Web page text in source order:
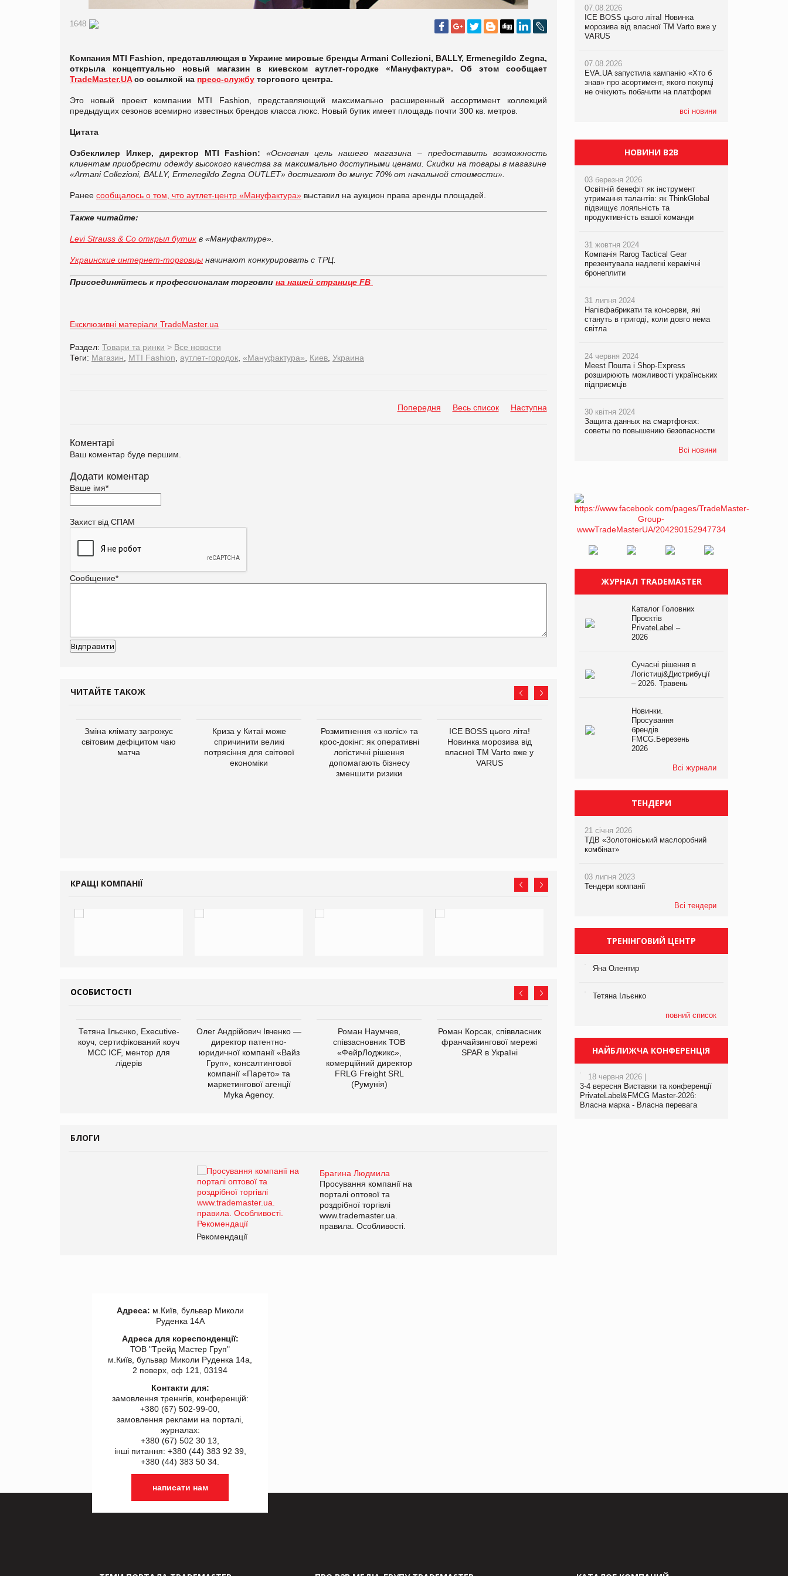
1648
Компания MTI Fashion, представляющая в Украине мировые бренды Armani Collezioni, BALLY, Ermenegildo Zegna,
открыла концептуально новый магазин в киевском аутлет-городке «Мануфактура». Об этом сообщает
TradeMaster.UAсо ссылкой на пресс-службу торгового центра.
Это новый проект компании MTI Fashion, представляющий максимально расширенный ассортимент коллекций
предыдущих сезонов всемирно известных брендов класса люкс. Новый бутик имеет площадь почти 300 кв. метров.
Цитата
Озбеклилер Илкер, директор MTI Fashion:
«Основная цель нашего магазина – предоставить возможность
клиентам приобрести одежду высокого качества за максимально доступными ценами. Скидки на товары в магазине
«Armani Collezioni, BALLY, Ermenegildo Zegna OUTLET» достигают до минус 70% от начальной стоимости».
Ранее сообщалось о том, что аутлет-центр «Мануфактура» выставил на аукцион права аренды площадей.
Также читайте:
Levi Strauss & Co открыл бутик в «Мануфактуре».
Украинские интернет-торговцы начинают конкурировать с ТРЦ.
Присоединяйтесь к профессионалам торговли на нашей странице FB
Ексклюзивні матеріали TradeMaster.ua
Раздел: Товари та ринки > Все новости
Теги: Магазин MTI Fashion аутлет-городок «Мануфактура» Киев Украина
Попередня Весь список Наступна
Коментарі
Ваш коментар буде першим.
Додати коментар
Ваше імя*
Захист від СПАМ
Сообщение*
ЧИТАЙТЕ ТАКОЖ
Зміна клімату загрожує
світовим дефіцитом чаю
матча
Криза у Китаї може
спричинити великі
потрясіння для світової
економіки
Розмитнення «з коліс» та
крос-докінг: як оперативні
логістичні рішення
допомагають бізнесу
зменшити ризики
ICE BOSS цього літа!
Новинка морозива від
власної ТМ Varto вже у
VARUS
кампанію «Хто б знав» про
асортимент, якого покупці
не очікують побачити на
платформі
збиток у першому півріччі
КРАЩІ КОМПАНІЇ
ОСОБИСТОСТІ
Тетяна Ільєнко, Executive-
коуч, сертифікований коуч
МСС ICF, ментор для
лідерів
Олег Андрійович Івченко —
директор патентно-
юридичної компанії «Вайз
Груп», консалтингової
компанії «Парето» та
маркетингової агенції
Myka Agency.
Роман Наумчев,
співзасновник ТОВ
«ФейрЛоджикс»,
комерційний директор
FRLG Freight SRL
(Румунія)
Роман Корсак, співвласник
франчайзингової мережі
SPAR в Україні
департаменту з
виробництва
БЛОГИ
Брагина Людмила
Просування компанії на
порталі оптової та
роздрібної торгівлі
www.trademaster.ua.
правила. Особливості.
Рекомендації
07.08.2026
ICE BOSS цього літа! Новинка
морозива від власної ТМ Varto вже у
VARUS
07.08.2026
EVA.UA запустила кампанію «Хто б
знав» про асортимент, якого покупці
не очікують побачити на платформі
всі новини
07.08.2026
ICE BOSS цього літа! Новинка
морозива від власної ТМ Varto вже у
VARUS
07.08.2026
EVA.UA запустила кампанію «Хто б
знав» про асортимент, якого покупці
не очікують побачити на платформі
07.08.2026
Франція заборонила рекламні дзвінки
НОВИНИ B2B
03 березня 2026
Освітній бенефіт як інструмент
утримання талантів: як ThinkGlobal
підвищує лояльність та
продуктивність вашої команди
31 жовтня 2024
Компанія Rarog Tactical Gear
презентувала надлегкі керамічні
бронеплити
31 липня 2024
Напівфабрикати та консерви, які
стануть в пригоді, коли довго нема
світла
24 червня 2024
Meest Пошта і Shop-Express
розширюють можливості українських
підприємців
30 квітня 2024
Защита данных на смартфонах:
советы по повышению безопасности
Всі новини
ЖУРНАЛ TRADEMASTER
Каталог Головних
Проєктів
PrivateLabel –
2026
Сучасні рішення в
Логістиці&Дистрибуції
– 2026. Травень
Новинки.
Просування
брендів
FMCG.Березень
2026
Всі журнали
ТЕНДЕРИ
21 січня 2026
ТДВ «Золотоніський маслоробний
комбінат»
03 липня 2023
Тендери компанії
Всі тендери
ТРЕНІНГОВИЙ ЦЕНТР
Яна Олентир
Тетяна Ільєнко
повний список
НАЙБЛИЖЧА КОНФЕРЕНЦІЯ
18 червня 2026 |
3-4 вересня Виставки та конференції
PrivateLabel&FMCG Master-2026:
Власна марка - Власна перевага
Адреса: м.Київ, бульвар Миколи
Руденка 14А
Адреса для кореспонденції:
ТОВ "Tрейд Мастер Груп"
м.Київ, бульвар Миколи Руденка 14а,
2 поверх, оф 121, 03194
Контакти для:
замовлення треннгів, конференцій:
+380 (67) 502-99-00,
замовлення реклами на порталі,
журналах:
+380 (67) 502 30 13,
інші питання: +380 (44) 383 92 39,
+380 (44) 383 50 34.
написати нам